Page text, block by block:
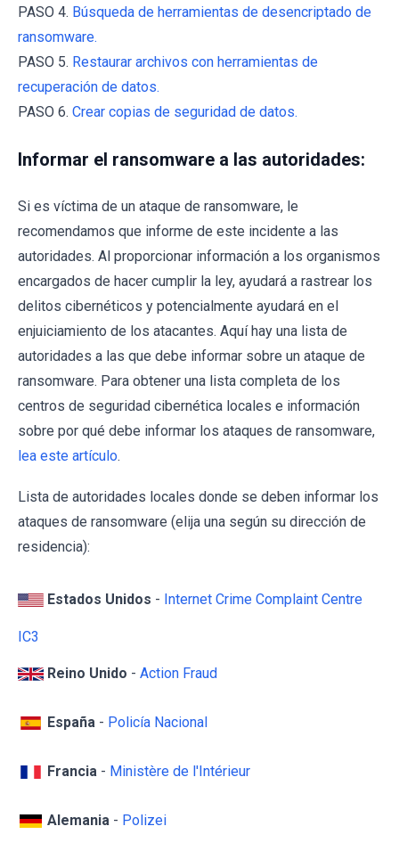
PASO 4. Búsqueda de herramientas de desencriptado de
ransomware.
PASO 5. Restaurar archivos con herramientas de
recuperación de datos.
PASO 6. Crear copias de seguridad de datos.
Informar el ransomware a las autoridades:
Si es víctima de un ataque de ransomware, le
recomendamos que informe de este incidente a las
autoridades. Al proporcionar información a los organismos
encargados de hacer cumplir la ley, ayudará a rastrear los
delitos cibernéticos y potencialmente ayudará en el
enjuiciamiento de los atacantes. Aquí hay una lista de
autoridades a las que debe informar sobre un ataque de
ransomware. Para obtener una lista completa de los
centros de seguridad cibernética locales e información
sobre por qué debe informar los ataques de ransomware,
lea este artículo.
Lista de autoridades locales donde se deben informar los
ataques de ransomware (elija una según su dirección de
residencia):
Estados Unidos - Internet Crime Complaint Centre
IC3
Reino Unido - Action Fraud
España - Policía Nacional
Francia - Ministère de l'Intérieur
Alemania - Polizei